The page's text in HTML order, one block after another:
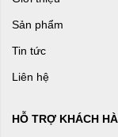
Sản phẩm
Tin tức
Liên hệ
HỖ TRỢ KHÁCH